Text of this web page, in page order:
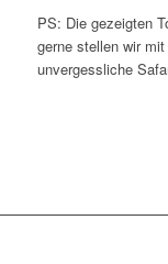
PS: Die gezeigten
gerne stellen wir
unvergessliche